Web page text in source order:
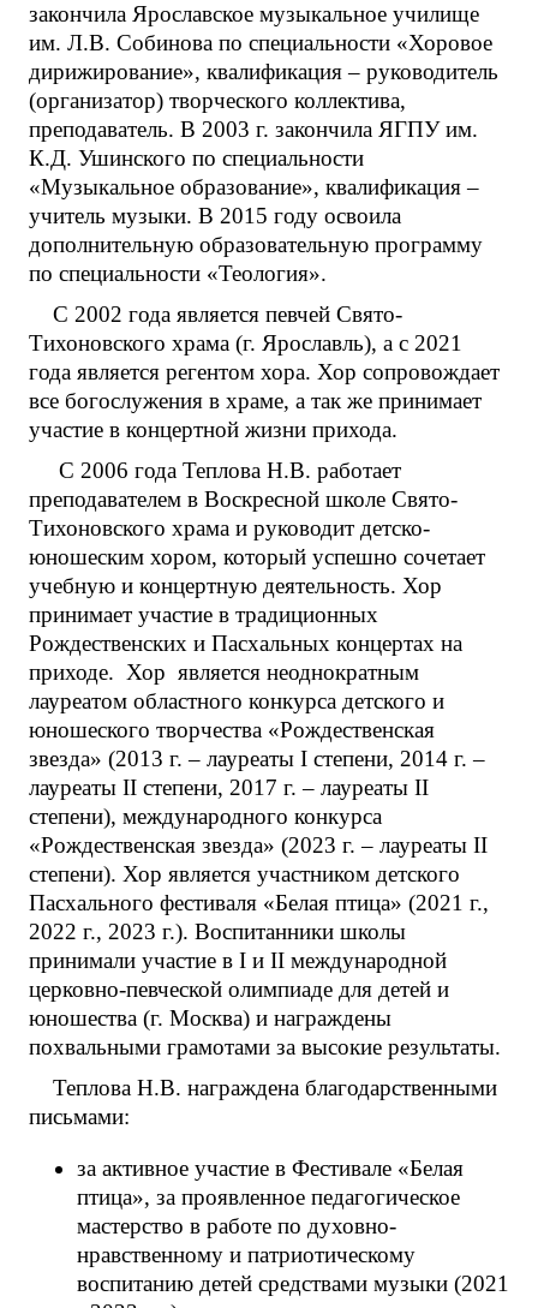
закончила Ярославское музыкальное училище
им. Л.В. Собинова по специальности «Хоровое
дирижирование», квалификация – руководитель
(организатор) творческого коллектива,
преподаватель. В 2003 г. закончила ЯГПУ им.
К.Д. Ушинского по специальности
«Музыкальное образование», квалификация –
учитель музыки. В 2015 году освоила
дополнительную образовательную программу
по специальности «Теология».
С 2002 года является певчей Свято-
Тихоновского храма (г. Ярославль), а с 2021
года является регентом хора. Хор сопровождает
все богослужения в храме, а так же принимает
участие в концертной жизни прихода.
С 2006 года Теплова Н.В. работает
преподавателем в Воскресной школе Свято-
Тихоновского храма и руководит детско-
юношеским хором, который успешно сочетает
учебную и концертную деятельность. Хор
принимает участие в традиционных
Рождественских и Пасхальных концертах на
приходе. Хор является неоднократным
лауреатом областного конкурса детского и
юношеского творчества «Рождественская
звезда» (2013 г. – лауреаты I степени, 2014 г. –
лауреаты II степени, 2017 г. – лауреаты II
степени), международного конкурса
«Рождественская звезда» (2023 г. – лауреаты II
степени). Хор является участником детского
Пасхального фестиваля «Белая птица» (2021 г.,
2022 г., 2023 г.). Воспитанники школы
принимали участие в I и II международной
церковно-певческой олимпиаде для детей и
юношества (г. Москва) и награждены
похвальными грамотами за высокие результаты.
Теплова Н.В. награждена благодарственными
письмами:
за активное участие в Фестивале «Белая
птица», за проявленное педагогическое
мастерство в работе по духовно-
нравственному и патриотическому
воспитанию детей средствами музыки (2021